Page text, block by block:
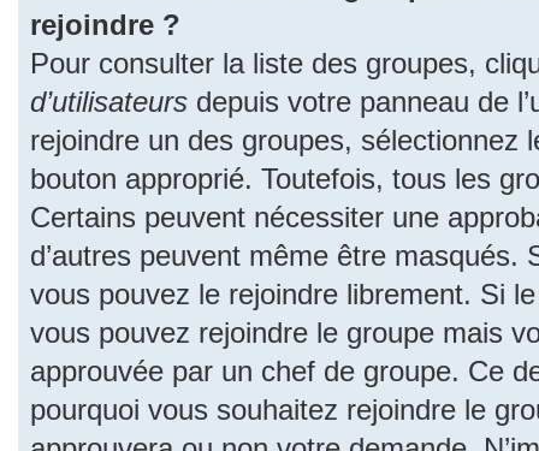
rejoindre ?
Pour consulter la liste des groupes,
d’utilisateurs depuis votre panneau de
rejoindre un des groupes, sélectionnez
bouton approprié. Toutefois, tous les
Certains peuvent nécessiter une
d’autres peuvent même être
vous pouvez le rejoindre librement. Si
vous pouvez rejoindre le groupe mais
approuvée par un chef de groupe. Ce
pourquoi vous souhaitez rejoindre le